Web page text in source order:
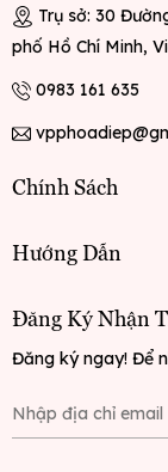
Trụ sở: 30
phố Hồ Chí Minh,
0983 161 635
Chính Sách
Hướng Dẫn
Đăng Ký Nhận
Đăng ký ngay! Để